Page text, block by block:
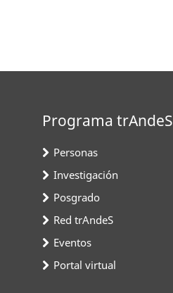
Programa trAndeS
Personas
Investigación
Posgrado
Red trAndeS
Eventos
Portal virtual